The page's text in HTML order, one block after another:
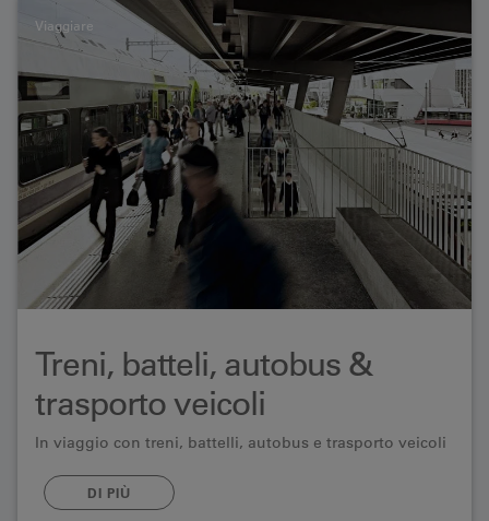
Viaggiare
Treni, batteli, autobus &
trasporto veicoli
In viaggio con treni, battelli, autobus e trasporto veicoli
DI PIÙ